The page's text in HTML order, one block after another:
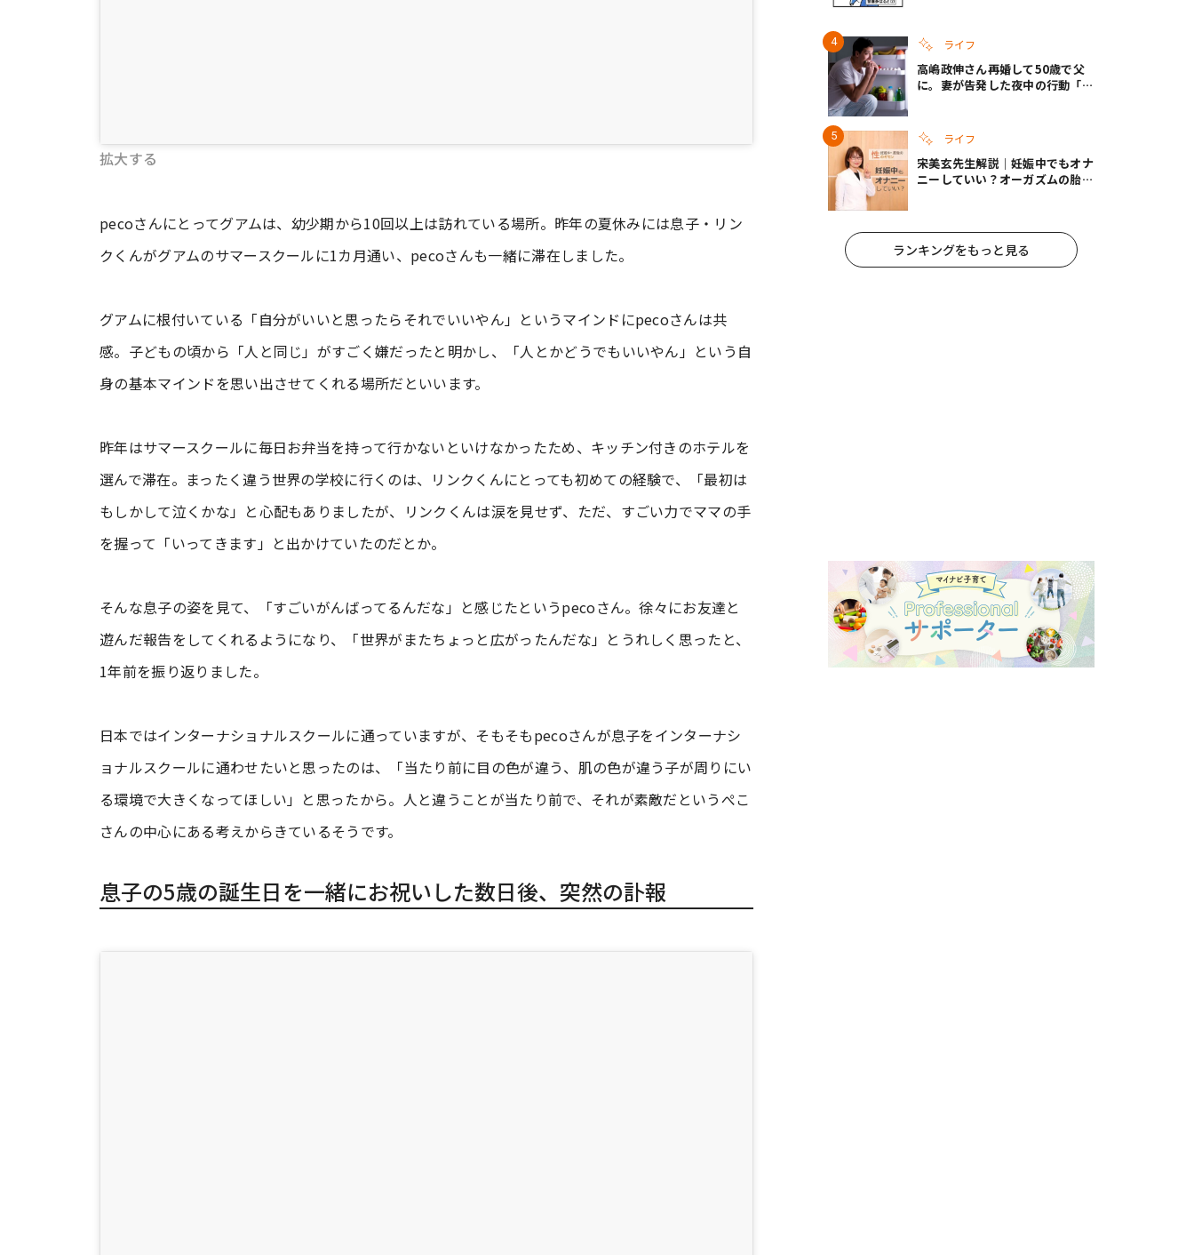
拡大する
pecoさんにとってグアムは、幼少期から10回以上は訪れている場所。昨年の夏休みには息子・リン
クくんがグアムのサマースクールに1カ月通い、pecoさんも一緒に滞在しました。
グアムに根付いている「自分がいいと思ったらそれでいいやん」というマインドにpecoさんは共
感。子どもの頃から「人と同じ」がすごく嫌だったと明かし、「人とかどうでもいいやん」という自
身の基本マインドを思い出させてくれる場所だといいます。
昨年はサマースクールに毎日お弁当を持って行かないといけなかったため、キッチン付きのホテルを
選んで滞在。まったく違う世界の学校に行くのは、リンクくんにとっても初めての経験で、「最初は
もしかして泣くかな」と心配もありましたが、リンクくんは涙を見せず、ただ、すごい力でママの手
を握って「いってきます」と出かけていたのだとか。
そんな息子の姿を見て、「すごいがんばってるんだな」と感じたというpecoさん。徐々にお友達と
遊んだ報告をしてくれるようになり、「世界がまたちょっと広がったんだな」とうれしく思ったと、
1年前を振り返りました。
日本ではインターナショナルスクールに通っていますが、そもそもpecoさんが息子をインターナシ
ョナルスクールに通わせたいと思ったのは、「当たり前に目の色が違う、肌の色が違う子が周りにい
る環境で大きくなってほしい」と思ったから。人と違うことが当たり前で、それが素敵だというぺこ
さんの中心にある考えからきているそうです。
息子の5歳の誕生日を一緒にお祝いした数日後、突然の訃報
ライフ
高嶋政伸さん再婚して50歳で父
に。妻が告発した夜中の行動「こ
ライフ
宋美玄先生解説｜妊娠中でもオナ
ニーしていい？オーガズムの胎児
ランキングをもっと見る